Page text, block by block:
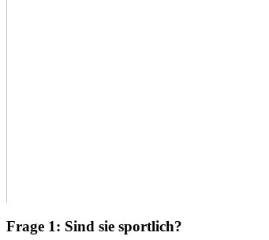
Frage 1: Sind sie sportlich?